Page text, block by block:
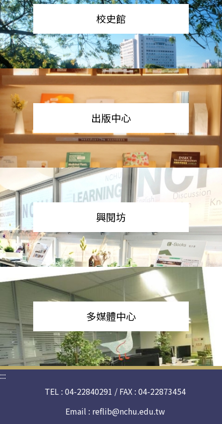
校史館
出版中心
興閱坊
多媒體中心
:::
TEL : 04-22840291 / FAX : 04-22873454
Email : reflib@nchu.edu.tw